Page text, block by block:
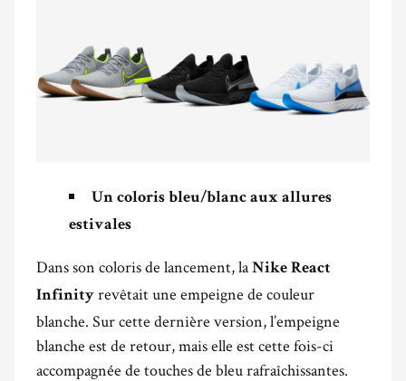
Un coloris bleu/blanc aux allures
estivales
Dans son coloris de lancement, laNike React
Infinity revêtait une empeigne de couleur
blanche. Sur cette dernière version, l’empeigne
blanche est de retour, mais elle est cette fois-ci
accompagnée de touches de bleu rafraîchissantes.